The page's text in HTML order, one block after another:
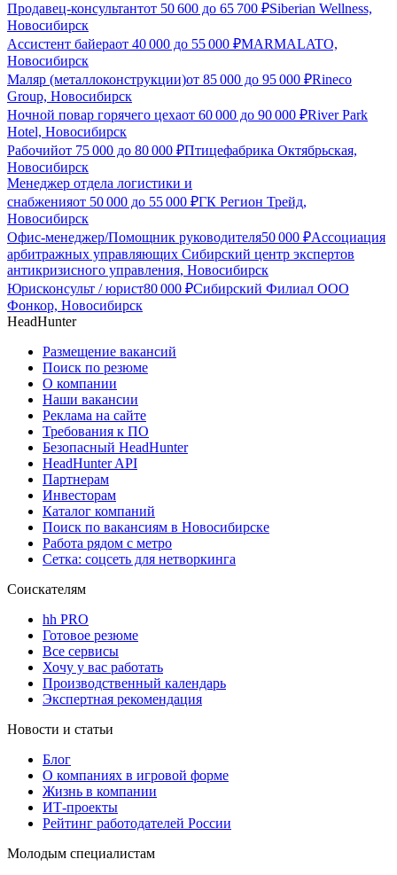
Продавец-консультантот 50 600 до 65 700 ₽Siberian Wellness,
Новосибирск
Ассистент байераот 40 000 до 55 000 ₽MARMALATO,
Новосибирск
Маляр (металлоконструкции)от 85 000 до 95 000 ₽Rineco
Group, Новосибирск
Ночной повар горячего цехаот 60 000 до 90 000 ₽River Park
Hotel, Новосибирск
Рабочийот 75 000 до 80 000 ₽Птицефабрика Октябрьская,
Новосибирск
Менеджер отдела логистики и
снабженияот 50 000 до 55 000 ₽ГК Регион Трейд,
Новосибирск
Офис-менеджер/Помощник руководителя50 000 ₽Ассоциация
арбитражных управляющих Сибирский центр экспертов
антикризисного управления, Новосибирск
Юрисконсульт / юрист80 000 ₽Сибирский Филиал ООО
Фонкор, Новосибирск
HeadHunter
Размещение вакансий
Поиск по резюме
О компании
Наши вакансии
Реклама на сайте
Требования к ПО
Безопасный HeadHunter
HeadHunter API
Партнерам
Инвесторам
Каталог компаний
Поиск по вакансиям в Новосибирске
Работа рядом с метро
Сетка: соцсеть для нетворкинга
Соискателям
hh PRO
Готовое резюме
Все сервисы
Хочу у вас работать
Производственный календарь
Экспертная рекомендация
Новости и статьи
Блог
О компаниях в игровой форме
Жизнь в компании
ИТ-проекты
Рейтинг работодателей России
Молодым специалистам